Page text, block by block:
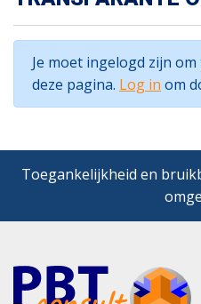
Je moet ingelogd zijn
deze pagina. Log in om
Toegankelijkheid en